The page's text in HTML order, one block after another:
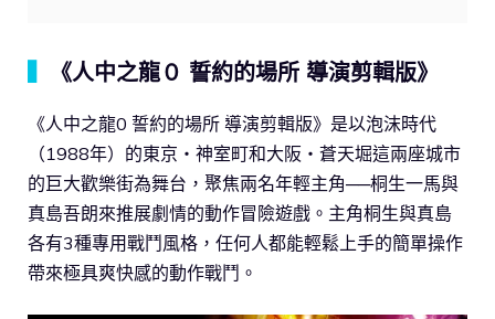
《人中之龍０ 誓約的場所 導演剪輯版》
《人中之龍0 誓約的場所 導演剪輯版》是以泡沫時代
（1988年）的東京・神室町和大阪・蒼天堀這兩座城市
的巨大歡樂街為舞台，聚焦兩名年輕主角──桐生一馬與
真島吾朗來推展劇情的動作冒險遊戲。主角桐生與真島
各有3種專用戰鬥風格，任何人都能輕鬆上手的簡單操作
帶來極具爽快感的動作戰鬥。